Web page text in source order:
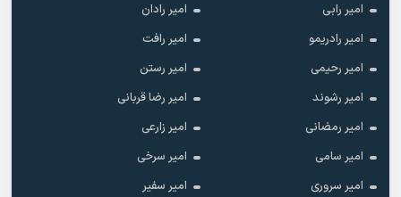
امیر رابی
امیر رادان
امیر رادریمو
امیر رافت
امیر رحیمی
امیر رستن
امیر رشوند
امیر رضا قربانی
امیر رمضانی
امیر زارعی
امیر سامی
امیر سرخی
امیر سروری
امیر سفیر